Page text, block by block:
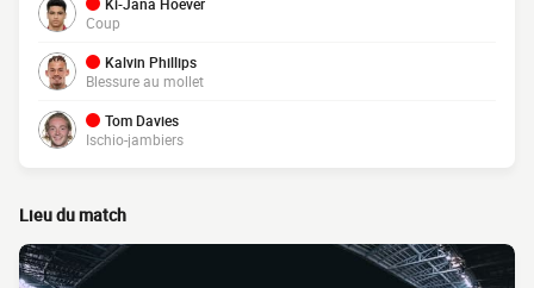
Coup
Kalvin Phillips
Blessure au mollet
Tom Davies
Ischio-jambiers
Lieu du match